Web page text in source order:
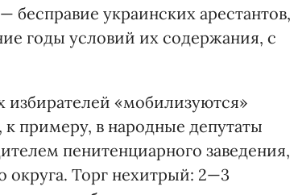
бесправие украинских арестантов,
годы условий их содержания, с
избирателей «мобилизуются»
примеру, в народные депутаты
пенитенциарного заведения,
округа. Торг нехитрый: 2—3